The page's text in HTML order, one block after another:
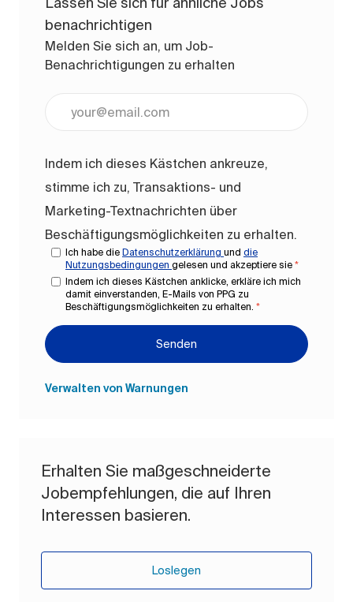
benachrichtigen
Melden Sie sich an, um Job-
Benachrichtigungen zu erhalten
Indem ich dieses Kästchen ankreuze,
stimme ich zu, Transaktions- und
Marketing-Textnachrichten über
Beschäftigungsmöglichkeiten zu erhalten.
Ich habe die Datenschutzerklärung und die
Nutzungsbedingungen gelesen und akzeptiere sie *
Indem ich dieses Kästchen anklicke, erkläre ich mich
damit einverstanden, E-Mails von PPG zu
Beschäftigungsmöglichkeiten zu erhalten. *
Senden
Verwalten von Warnungen
Erhalten Sie maßgeschneiderte
Jobempfehlungen, die auf Ihren
Interessen basieren.
Loslegen